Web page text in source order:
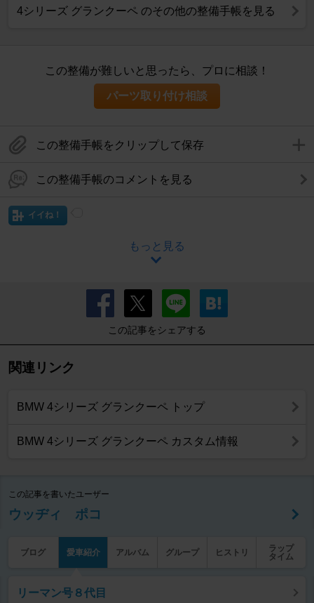
4シリーズ グランクーペ のその他の整備手帳を見る
この整備が難しいと思ったら、プロに相談！
パーツ取り付け相談
この整備手帳をクリップして保存
この整備手帳のコメントを見る
イイね！
もっと見る
この記事をシェアする
関連リンク
BMW 4シリーズ グランクーペ トップ
BMW 4シリーズ グランクーペ カスタム情報
この記事を書いたユーザー
ウッヂィ ポコ
ブログ 愛車紹介 アルバム グループ ヒストリ
ラップ
タイム
リーマン号８代目